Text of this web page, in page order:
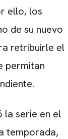
ello, los
de su nuevo
retribuirle el
permitan
la serie en el
temporada,